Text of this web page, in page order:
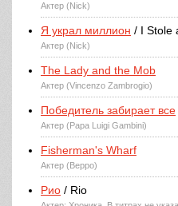
Актер (Nick)
Я украл миллион / I Stole
Актер (Nick)
The Lady and the Mob
Актер (Vincenzo Zambrogio)
Победитель забирает все
Актер (Papa Luigi Gambini)
Fisherman's Wharf
Актер (Beppo)
Рио / Rio